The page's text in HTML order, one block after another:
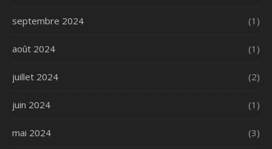
septembre 2024 (1)
août 2024 (1)
juillet 2024 (2)
juin 2024 (1)
mai 2024 (3)